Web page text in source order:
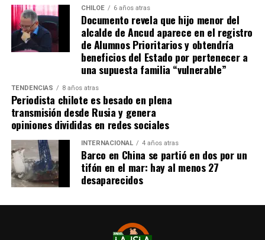
Tras el tanto del delantero ‘cafetalero’, los jugadores
visitantes arremetieron contra sus rivales
argumentando que un jugador de River(Agustín
les gritó el festejo en la cara.
Tras los incidentes,Palavecino fue expulsado en
River. En Boca, en tanto, vieron la roja
Merentiel, Ezequiel Fernández y Nicolás Valentini
Fuente:Bio Bio
CHILOE 6 años atras
Documento revela que hijo menor del
alcalde de Ancud aparece en el registro
de Alumnos Prioritarios y obtendría
beneficios del Estado por pertenecer a
una supuesta familia “vulnerable”
TENDENCIAS 8 años atras
Periodista chilote es besado en plena
transmisión desde Rusia y genera
opiniones divididas en redes sociales
INTERNACIONAL 4 años atras
Barco en China se partió en dos por un
tifón en el mar: hay al menos 27
desaparecidos